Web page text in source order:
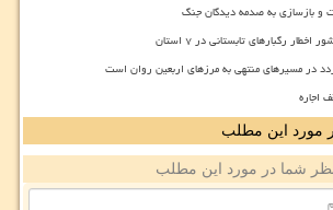
و بازسازی به صدمه دیدگان جنگ
در مسیرهای منتهی به مرزهای اربعین روان است
اجاره
مورد این مطلب
شما در مورد این مطلب